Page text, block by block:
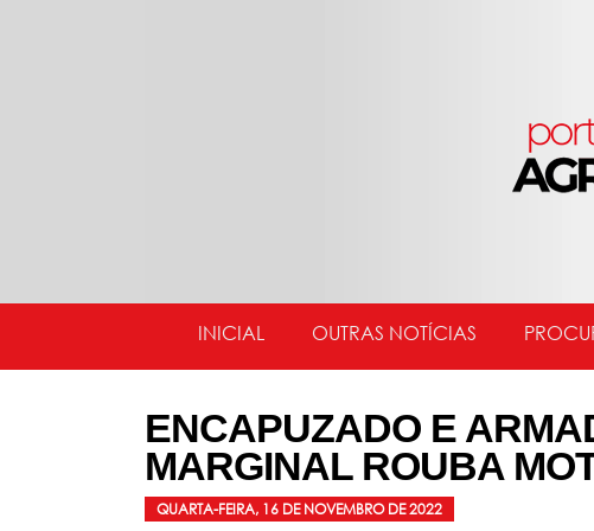
INICIAL OUTRAS NOTÍCIAS
ENCAPUZADO E
MARGINAL ROUBA
QUARTA-FEIRA, 16 DE NOVEMBRO DE 2022